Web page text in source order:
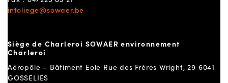
infoliege@sowaer.be
Siège de Charleroi SOWAER environnement
Charleroi
Aéropôle – Bâtiment Eole Rue des Frères Wright, 29 6041
GOSSELIES